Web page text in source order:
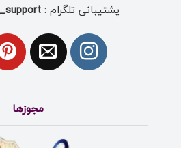
پشتیبانی تلگرام :
مجوزها